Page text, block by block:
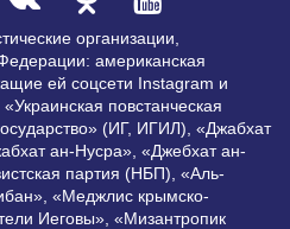
организации,
американская
ей соцсети Instagram и
повстанческая
(ИГ, ИГИЛ), «Джабхат
ан-Нусра», «Джебхат ан-
партия (НБП), «Аль-
«Меджлис крымско-
Иеговы», «Мизантропик